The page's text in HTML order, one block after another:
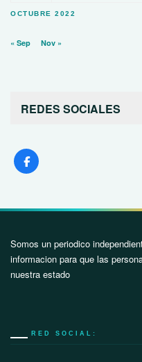
OCTUBRE 2022
« Sep Nov »
REDES SOCIALES
Somos un periodico
informacion para que las
nuestra estado
RED SOCIAL: